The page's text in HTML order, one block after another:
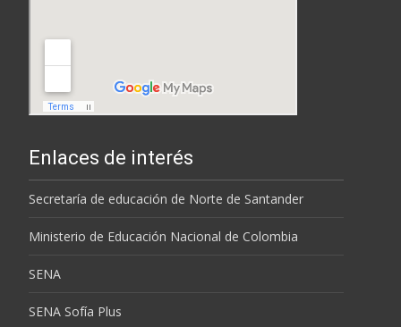
Enlaces de interés
Secretaría de educación de Norte de Santander
Ministerio de Educación Nacional de Colombia
SENA
SENA Sofía Plus